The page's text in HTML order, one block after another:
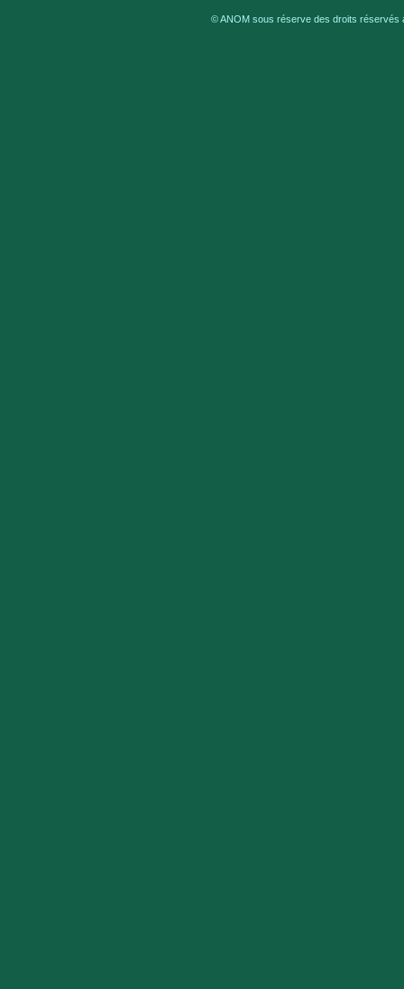
© ANOM sous réserve des droits réservés